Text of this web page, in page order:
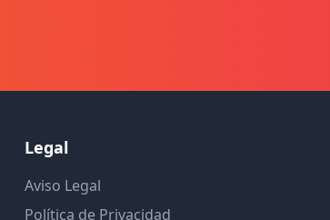
Legal
Aviso Legal
Política de Privacidad